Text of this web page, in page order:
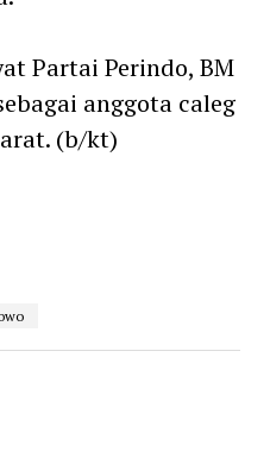
Partai Perindo, BM
anggota caleg
(b/kt)